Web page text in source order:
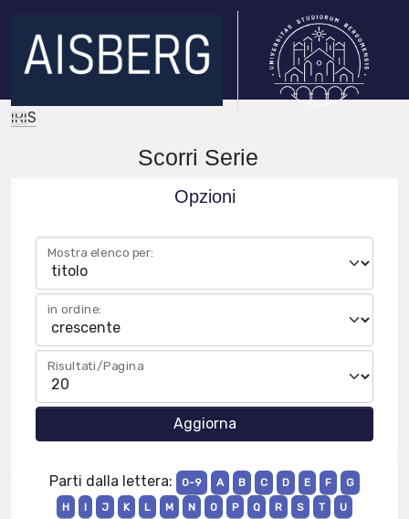
IRIS
Scorri Serie
Opzioni
Mostra elenco per:
in ordine:
Risultati/Pagina
Parti dalla lettera: 0-9 A B C D E F
G
H
I J K L M N O P Q R S T
U